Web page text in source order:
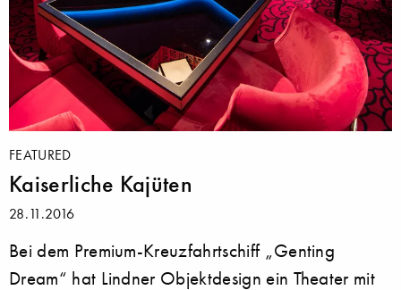
FEATURED
Kaiserliche Kajüten
28.11.2016
Bei dem Premium-Kreuzfahrtschiff „Genting
Dream“ hat Lindner Objektdesign ein Theater mit